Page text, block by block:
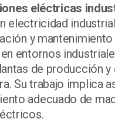
eléctricas
electricidad
y
entornos
de producción
Su trabajo implica
adecuado de